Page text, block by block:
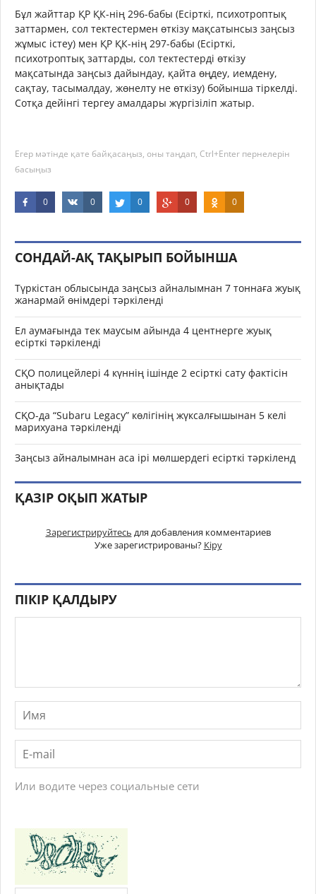
Бұл жайттар ҚР ҚК-нің 296-бабы (Есірткі, психотроптық
заттармен, сол тектестермен өткізу мақсатынсыз заңсыз
жұмыс істеу) мен ҚР ҚК-нің 297-бабы (Есірткі,
психотроптық заттарды, сол тектестерді өткізу
мақсатында заңсыз дайындау, қайта өңдеу, иемдену,
сақтау, тасымалдау, жөнелту не өткізу) бойынша тіркелді.
Сотқа дейінгі тергеу амалдары жүргізіліп жатыр.
Егер мәтінде қате байқасаңыз, оны таңдап, Ctrl+Enter пернелерін
басыңыз
0 0 0 0 0
СОНДАЙ-АҚ ТАҚЫРЫП БОЙЫНША
Түркістан облысында заңсыз айналымнан 7 тоннаға жуық
жанармай өнімдері тәркіленді
Ел аумағында тек маусым айында 4 центнерге жуық
есірткі тәркіленді
СҚО полицейлері 4 күннің ішінде 2 есірткі сату фактісін
анықтады
СҚО-да “Subaru Legacy” көлігінің жүксалғышынан 5 келі
марихуана тәркіленді
Заңсыз айналымнан аса ірі мөлшердегі есірткі тәркіленд
ҚАЗІР ОҚЫП ЖАТЫР
Зарегистрируйтесь для добавления комментариев
Уже зарегистрированы? Кіру
ПІКІР ҚАЛДЫРУ
Или водите через социальные сети